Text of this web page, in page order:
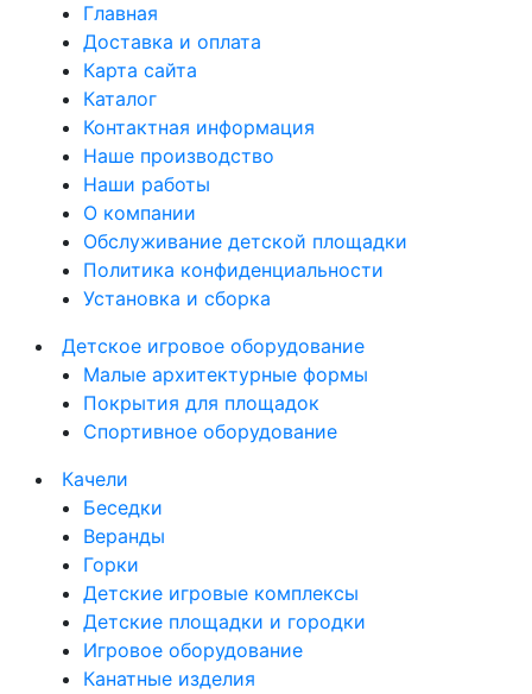
Главная
Доставка и оплата
Карта сайта
Каталог
Контактная информация
Наше производство
Наши работы
О компании
Обслуживание детской площадки
Политика конфиденциальности
Установка и сборка
Детское игровое оборудование
Малые архитектурные формы
Покрытия для площадок
Спортивное оборудование
Качели
Беседки
Веранды
Горки
Детские игровые комплексы
Детские площадки и городки
Игровое оборудование
Канатные изделия